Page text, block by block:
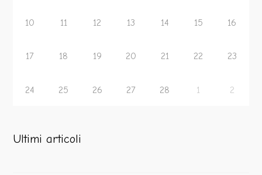
10 11 12 13 14 15 16
17 18 19 20 21 22 23
24 25 26 27 28 1 2
Ultimi articoli